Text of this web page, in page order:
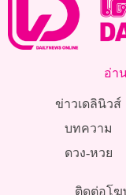
อ่า
ข่าวเดลินิวส์
บทความ
ดวง-หวย
ติดต่อโ